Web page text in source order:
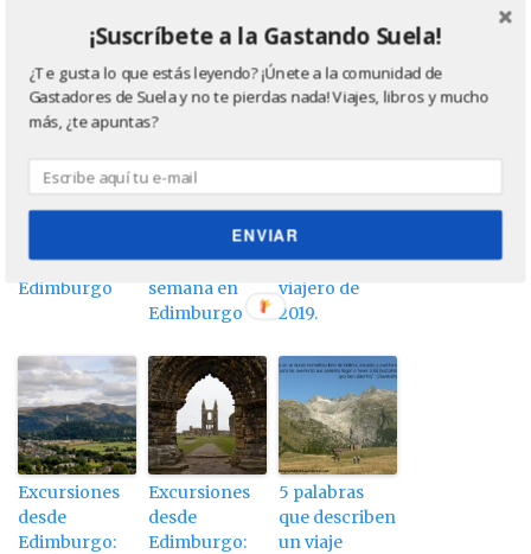
More from my site
3 días en
Edimburgo
Fin de
semana en
Edimburgo
Resumen
viajero de
2019.
Excursiones
desde
Edimburgo:
Excursiones
desde
Edimburgo:
5 palabras
que describen
un viaje
¡Suscríbete a la Gastando Suela!
¿Te gusta lo que estás leyendo? ¡Únete a la comunidad de
Gastadores de Suela y no te pierdas nada! Viajes, libros y mucho
más, ¿te apuntas?
ENVIAR